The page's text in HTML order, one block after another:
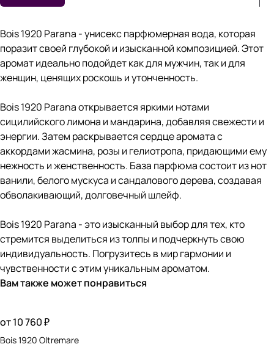
Bois 1920 Parana - унисекс парфюмерная вода, которая
поразит своей глубокой и изысканной композицией. Этот
аромат идеально подойдет как для мужчин, так и для
женщин, ценящих роскошь и утонченность.
Bois 1920 Parana открывается яркими нотами
сицилийского лимона и мандарина, добавляя свежести и
энергии. Затем раскрывается сердце аромата с
аккордами жасмина, розы и гелиотропа, придающими ему
нежность и женственность. База парфюма состоит из нот
ванили, белого мускуса и сандалового дерева, создавая
обволакивающий, долговечный шлейф.
Bois 1920 Parana - это изысканный выбор для тех, кто
стремится выделиться из толпы и подчеркнуть свою
индивидуальность. Погрузитесь в мир гармонии и
чувственности с этим уникальным ароматом.
Вам также может понравиться
от 10 760 ₽
Bois 1920 Oltremare